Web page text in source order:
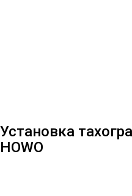
Установка
HOWO